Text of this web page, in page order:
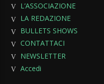
L’ASSOCIAZIONE
LA REDAZIONE
BULLETS SHOWS
CONTATTACI
NEWSLETTER
Accedi